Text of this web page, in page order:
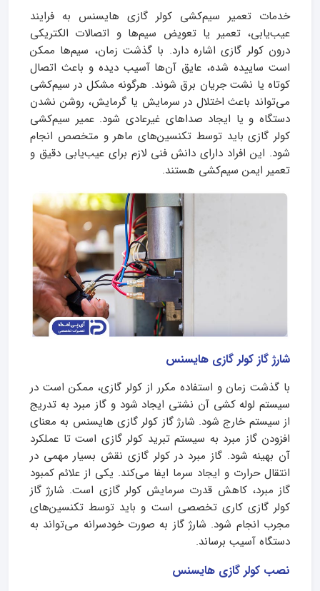
خدمات تعمیر سیم‌کشی کولر گازی هایسنس به فرایند
عیب‌یابی، تعمیر یا تعویض سیم‌ها و اتصالات الکتریکی
درون کولر گازی اشاره دارد. با گذشت زمان، سیم‌ها ممکن
است ساییده شده، عایق آن‌ها آسیب دیده و باعث اتصال
کوتاه یا نشت جریان برق شوند. هرگونه مشکل در سیم‌کشی
می‌تواند باعث اختلال در سرمایش یا گرمایش، روشن نشدن
دستگاه و یا ایجاد صداهای غیرعادی شود. عمیر سیم‌کشی
کولر گازی باید توسط تکنسین‌های ماهر و متخصص انجام
شود. این افراد دارای دانش فنی لازم برای عیب‌یابی دقیق و
تعمیر ایمن سیم‌کشی هستند.
شارژ گاز کولر گازی هایسنس
با گذشت زمان و استفاده مکرر از کولر گازی، ممکن است در
سیستم لوله کشی آن نشتی ایجاد شود و گاز مبرد به تدریج
از سیستم خارج شود. شارژ گاز کولر گازی هایسنس به معنای
افزودن گاز مبرد به سیستم تبرید کولر گازی است تا عملکرد
آن بهینه شود. گاز مبرد در کولر گازی نقش بسیار مهمی در
انتقال حرارت و ایجاد سرما ایفا می‌کند. یکی از علائم کمبود
گاز مبرد، کاهش قدرت سرمایش کولر گازی است. شارژ گاز
کولر گازی کاری تخصصی است و باید توسط تکنسین‌های
مجرب انجام شود. شارژ گاز به صورت خودسرانه می‌تواند به
دستگاه آسیب برساند.
نصب کولر گازی هایسنس